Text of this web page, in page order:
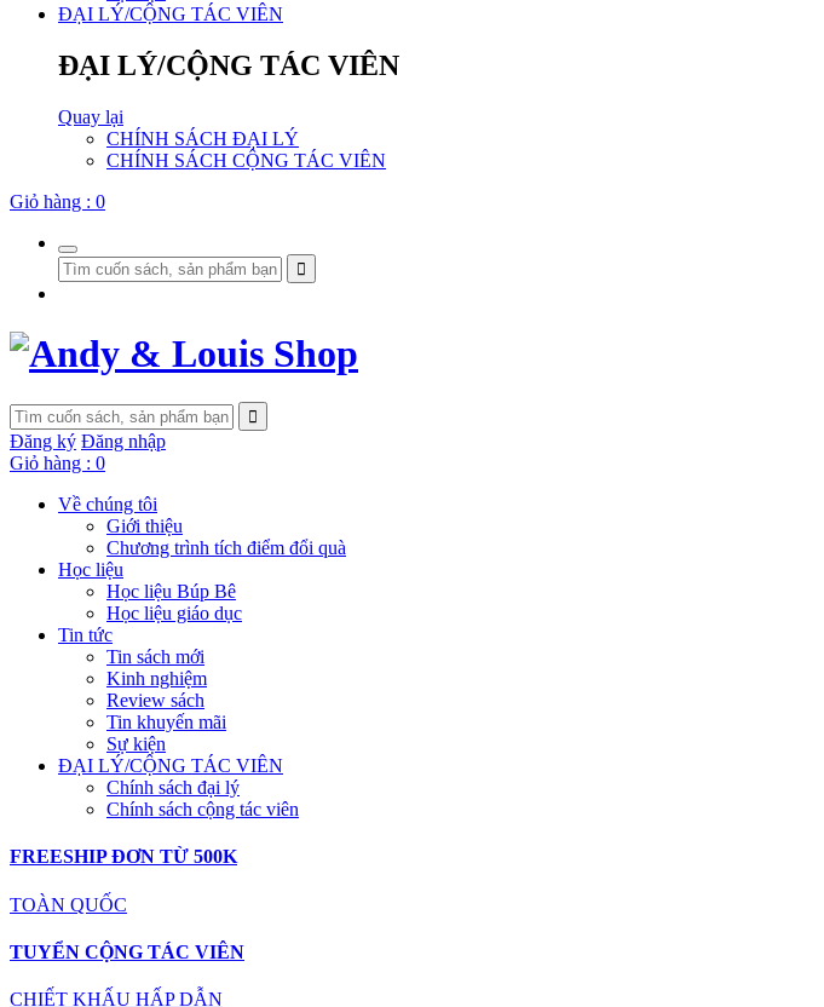
ĐẠI LÝ/CỘNG TÁC VIÊN
ĐẠI LÝ/CỘNG TÁC VIÊN
Quay lại
CHÍNH SÁCH ĐẠI LÝ
CHÍNH SÁCH CỘNG TÁC VIÊN
Giỏ hàng : 0
Đăng ký Đăng nhập
Giỏ hàng : 0
Về chúng tôi
Giới thiệu
Chương trình tích điểm đổi quà
Học liệu
Học liệu Búp Bê
Học liệu giáo dục
Tin tức
Tin sách mới
Kinh nghiệm
Review sách
Tin khuyến mãi
Sự kiện
ĐẠI LÝ/CỘNG TÁC VIÊN
Chính sách đại lý
Chính sách cộng tác viên
FREESHIP ĐƠN TỪ 500K
TOÀN QUỐC
TUYỂN CỘNG TÁC VIÊN
CHIẾT KHẤU HẤP DẪN